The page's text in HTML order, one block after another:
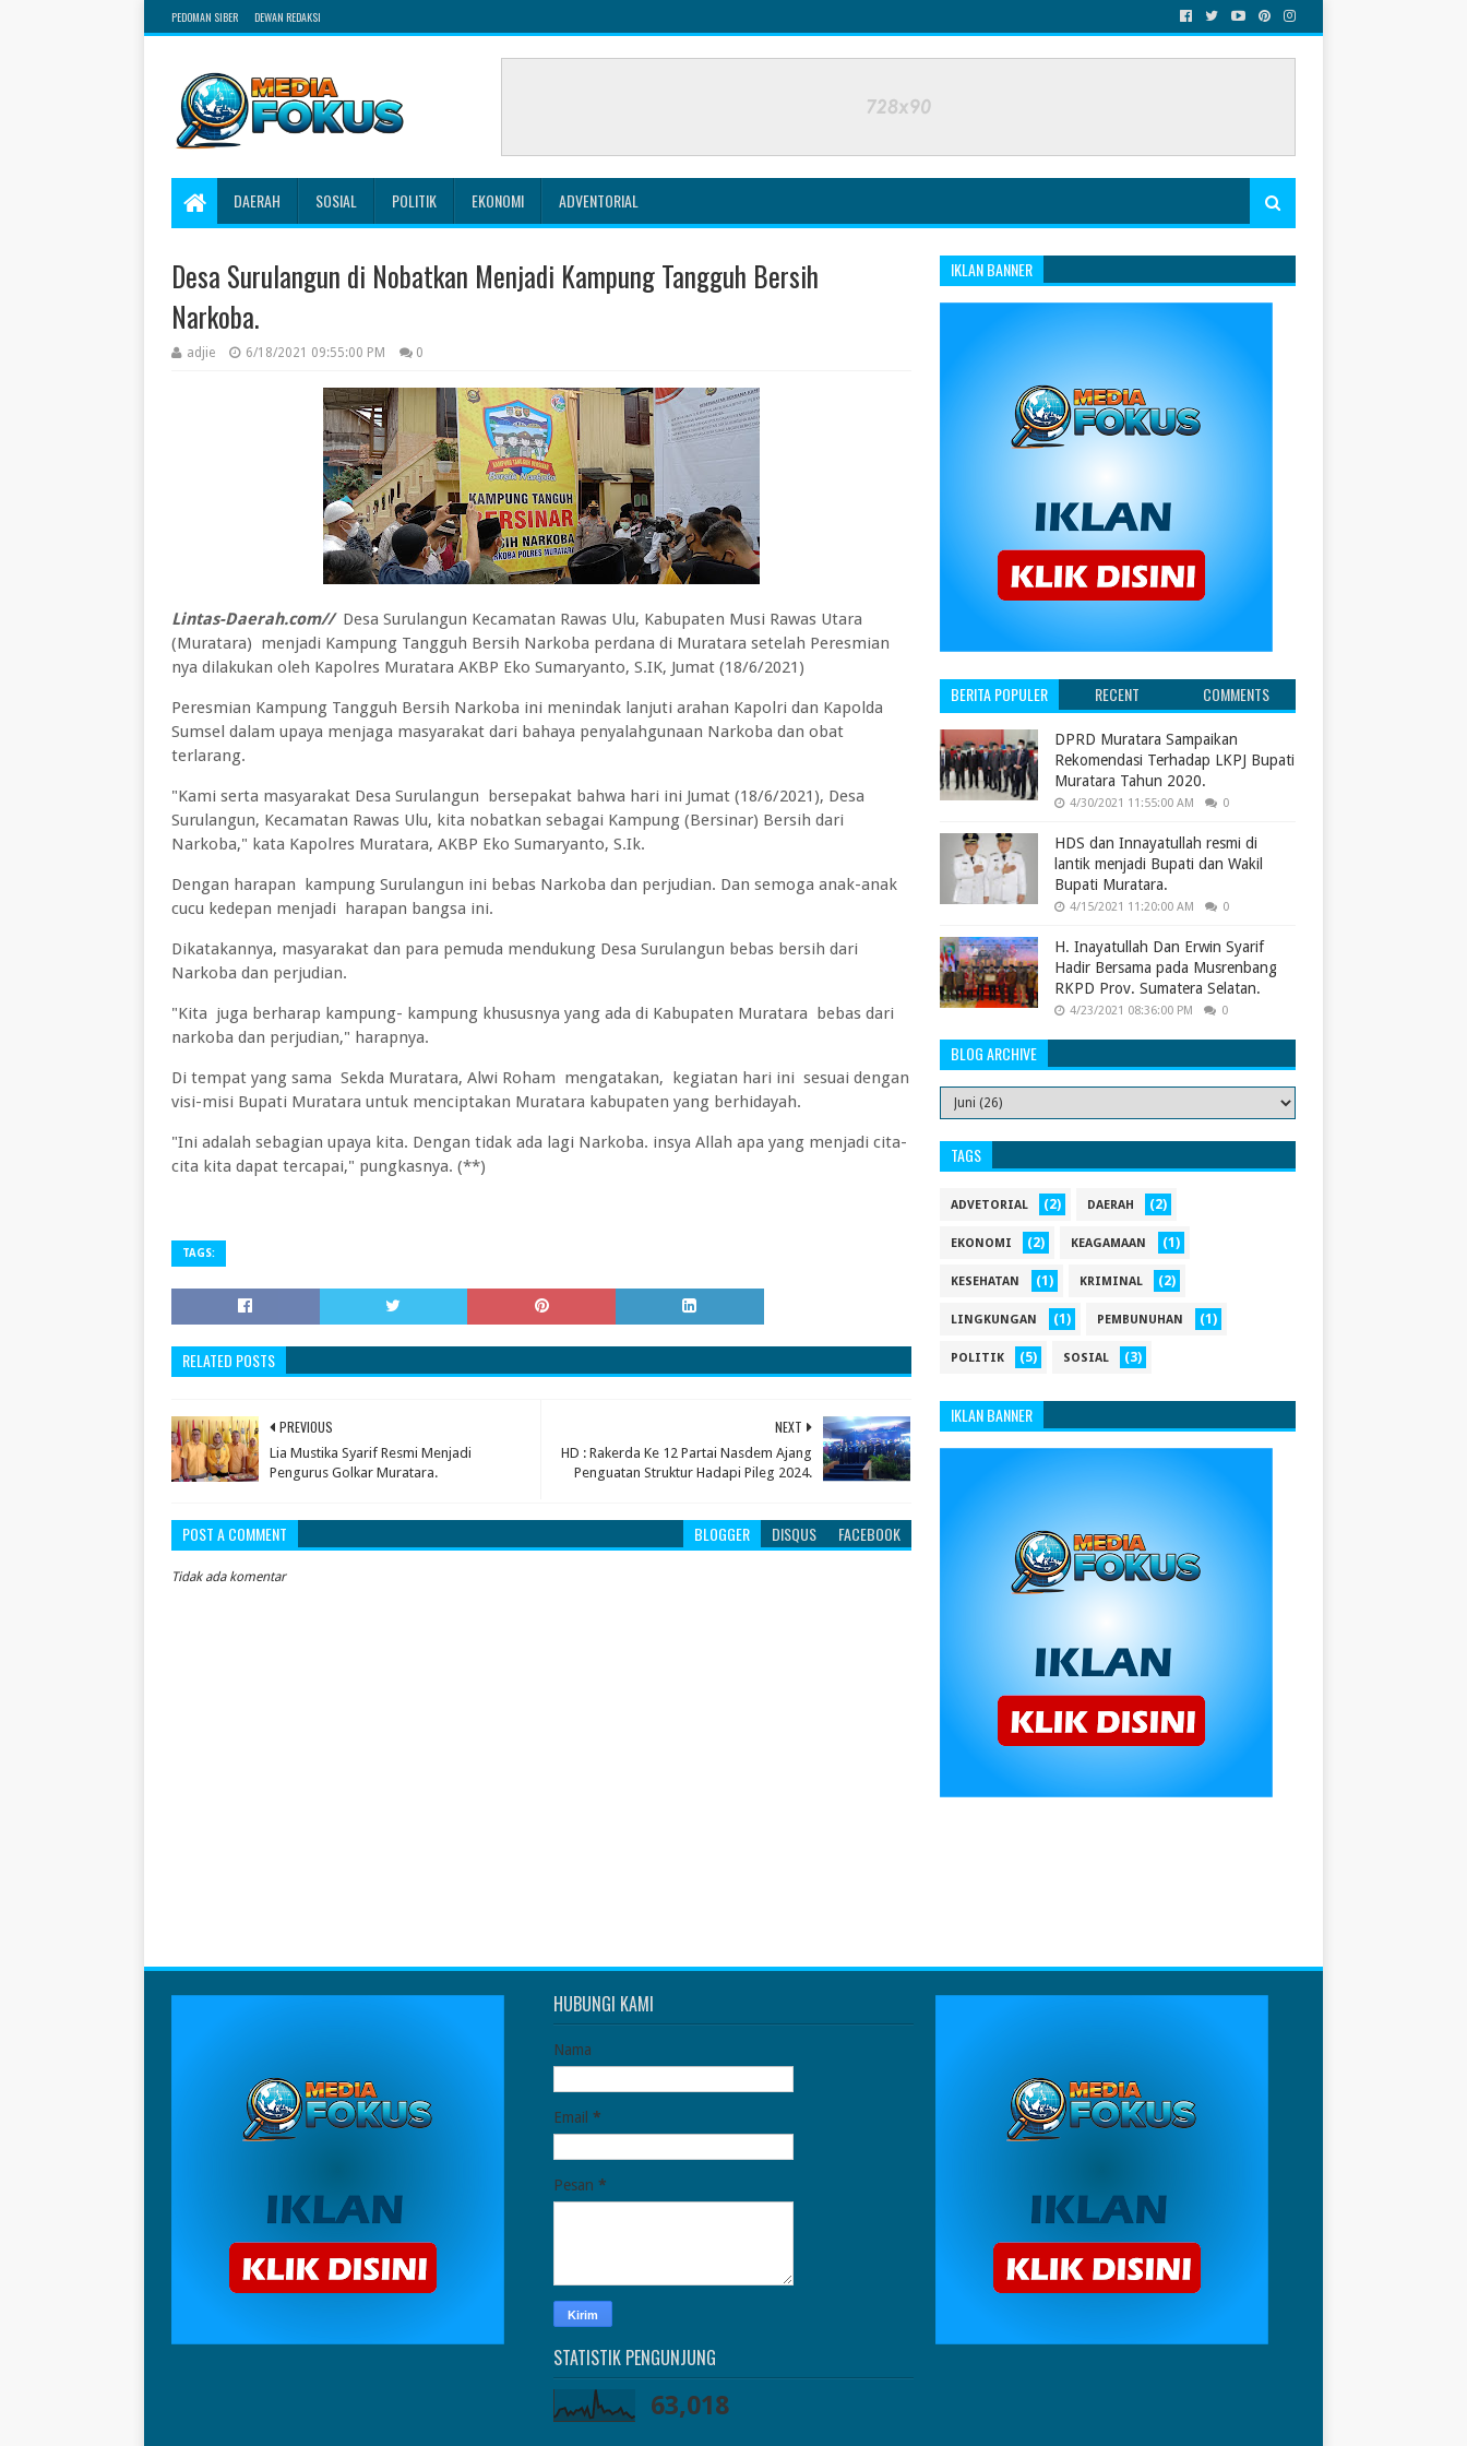
PEDOMAN SIBER DEWAN REDAKSI
DAERAH SOSIAL POLITIK EKONOMI ADVENTORIAL
Desa Surulangun di Nobatkan Menjadi Kampung Tangguh Bersih
Narkoba.
adjie 6/18/2021 09:55:00 PM 0
Lintas-Daerah.com// Desa Surulangun Kecamatan Rawas Ulu, Kabupaten Musi Rawas Utara
(Muratara) menjadi Kampung Tangguh Bersih Narkoba perdana di Muratara setelah Peresmian
nya dilakukan oleh Kapolres Muratara AKBP Eko Sumaryanto, S.IK, Jumat (18/6/2021)
Peresmian Kampung Tangguh Bersih Narkoba ini menindak lanjuti arahan Kapolri dan Kapolda
Sumsel dalam upaya menjaga masyarakat dari bahaya penyalahgunaan Narkoba dan obat
terlarang.
"Kami serta masyarakat Desa Surulangun bersepakat bahwa hari ini Jumat (18/6/2021), Desa
Surulangun, Kecamatan Rawas Ulu, kita nobatkan sebagai Kampung (Bersinar) Bersih dari
Narkoba," kata Kapolres Muratara, AKBP Eko Sumaryanto, S.Ik.
Dengan harapan kampung Surulangun ini bebas Narkoba dan perjudian. Dan semoga anak-anak
cucu kedepan menjadi harapan bangsa ini.
Dikatakannya, masyarakat dan para pemuda mendukung Desa Surulangun bebas bersih dari
Narkoba dan perjudian.
"Kita juga berharap kampung- kampung khususnya yang ada di Kabupaten Muratara bebas dari
narkoba dan perjudian," harapnya.
Di tempat yang sama Sekda Muratara, Alwi Roham mengatakan, kegiatan hari ini sesuai dengan
visi-misi Bupati Muratara untuk menciptakan Muratara kabupaten yang berhidayah.
"Ini adalah sebagian upaya kita. Dengan tidak ada lagi Narkoba. insya Allah apa yang menjadi cita-
cita kita dapat tercapai," pungkasnya. (**)
TAGS:
RELATED POSTS
NEXT
HD : Rakerda Ke 12 Partai Nasdem Ajang
Penguatan Struktur Hadapi Pileg 2024.
PREVIOUS
Lia Mustika Syarif Resmi Menjadi
Pengurus Golkar Muratara.
POST A COMMENT BLOGGER DISQUS FACEBOOK
Tidak ada komentar
IKLAN BANNER
BERITA POPULER RECENT COMMENTS
DPRD Muratara Sampaikan
Rekomendasi Terhadap LKPJ Bupati
Muratara Tahun 2020.
4/30/2021 11:55:00 AM 0
HDS dan Innayatullah resmi di
lantik menjadi Bupati dan Wakil
Bupati Muratara.
4/15/2021 11:20:00 AM 0
H. Inayatullah Dan Erwin Syarif
Hadir Bersama pada Musrenbang
RKPD Prov. Sumatera Selatan.
4/23/2021 08:36:00 PM 0
BLOG ARCHIVE
TAGS
ADVETORIAL (2) DAERAH (2)
EKONOMI (2) KEAGAMAAN (1)
KESEHATAN (1) KRIMINAL (2)
LINGKUNGAN (1) PEMBUNUHAN (1)
POLITIK (5) SOSIAL (3)
IKLAN BANNER
HUBUNGI KAMI
Nama
Email*
Pesan*
STATISTIK PENGUNJUNG
63,018